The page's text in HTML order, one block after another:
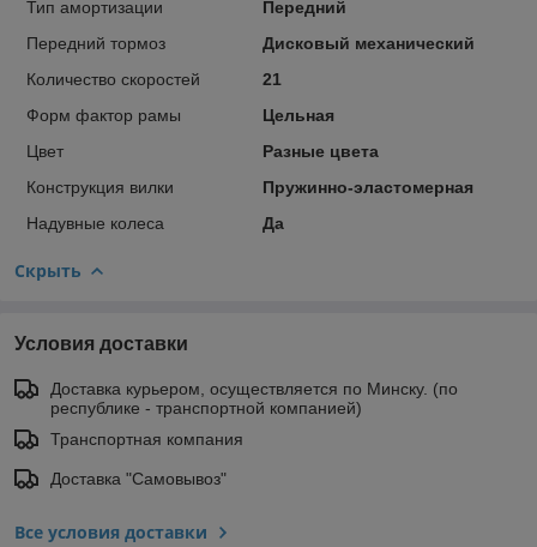
Тип амортизации
Передний
Передний тормоз
Дисковый механический
Количество скоростей
21
Форм фактор рамы
Цельная
Цвет
Разные цвета
Конструкция вилки
Пружинно-эластомерная
Надувные колеса
Да
Скрыть
Условия доставки
Доставка курьером, осуществляется по Минску. (по
республике - транспортной компанией)
Транспортная компания
Доставка "Самовывоз"
Все условия доставки